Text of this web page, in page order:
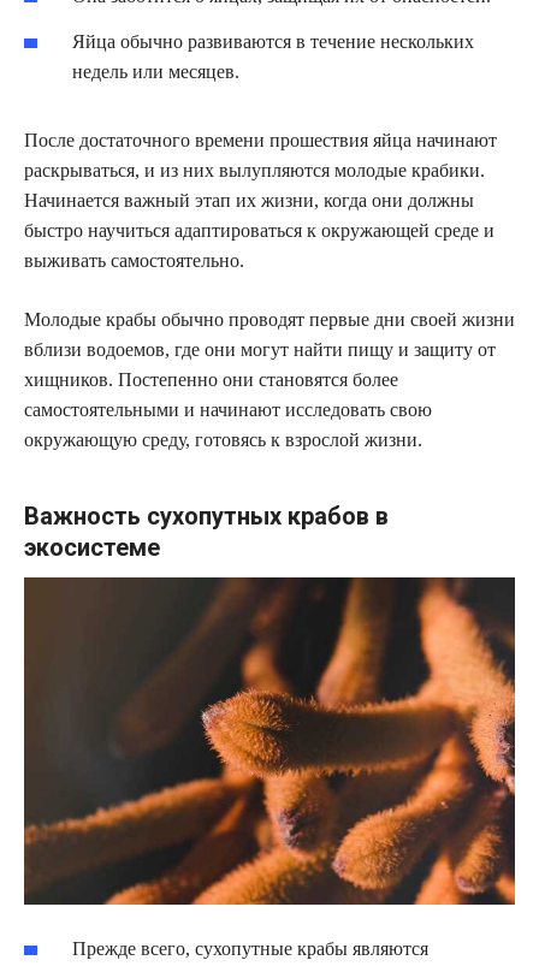
Яйца обычно развиваются в течение нескольких
недель или месяцев.
После достаточного времени прошествия яйца начинают
раскрываться, и из них вылупляются молодые крабики.
Начинается важный этап их жизни, когда они должны
быстро научиться адаптироваться к окружающей среде и
выживать самостоятельно.
Молодые крабы обычно проводят первые дни своей жизни
вблизи водоемов, где они могут найти пищу и защиту от
хищников. Постепенно они становятся более
самостоятельными и начинают исследовать свою
окружающую среду, готовясь к взрослой жизни.
Важность сухопутных крабов в
экосистеме
Прежде всего, сухопутные крабы являются